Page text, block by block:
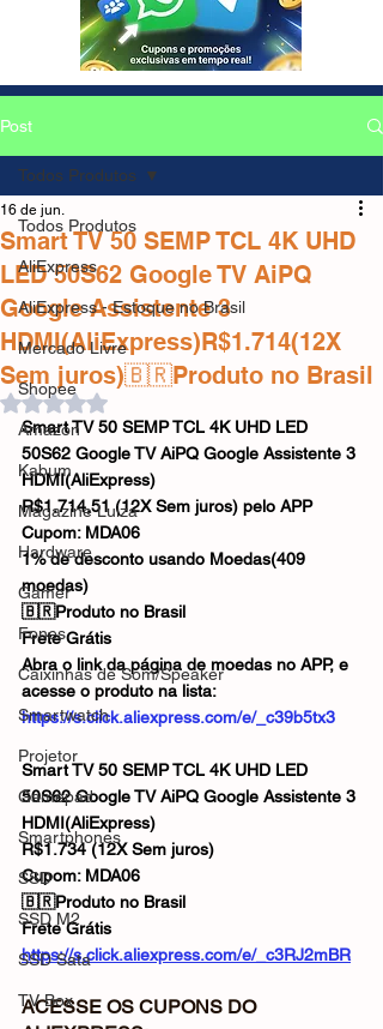
Post
Todos Produtos
AliExpress
AliExpress - Estoque no Brasil
Mercado Livre
Shopee
Amazon
Kabum
Magazine Luiza
Hardware
Gamer
Fones
Caixinhas de Som/Speaker
Smartwatch
Projetor
Gamepad
Smartphones
SSD
SSD M2
SSD Sata
TV Box
Todos Produtos
Smart TV 50 SEMP TCL 4K UHD
LED 50S62 Google TV AiPQ
Google Assistente 3
HDMI(AliExpress)R$1.714(12X
Sem juros)🇧🇷Produto no Brasil
16 de jun.
Avaliado com NaN de 5 estrelas.
Smart TV 50 SEMP TCL 4K UHD LED
50S62 Google TV AiPQ Google Assistente 3
HDMI(AliExpress)
R$1.714,51 (12X Sem juros) pelo APP
Cupom: MDA06
1% de desconto usando Moedas(409
moedas)
🇧🇷Produto no Brasil
Frete Grátis
Abra o link da página de moedas no APP, e
acesse o produto na lista:
https://s.click.aliexpress.com/e/_c39b5tx3
Smart TV 50 SEMP TCL 4K UHD LED
50S62 Google TV AiPQ Google Assistente 3
HDMI(AliExpress)
R$1.734 (12X Sem juros)
Cupom: MDA06
🇧🇷Produto no Brasil
Frete Grátis
https://s.click.aliexpress.com/e/_c3RJ2mBR
ACESSE OS CUPONS DO